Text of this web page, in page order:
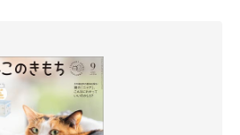
はしておけない！」と迎えた保護子
、“可愛い自覚あり”な甘えん坊に成
里親が決まり、保健所にひとり残された子猫。「こ
は……」と迎えた飼い主さん家族の愛情で、5年後
愛い"と自覚した甘えん坊に成長しました。